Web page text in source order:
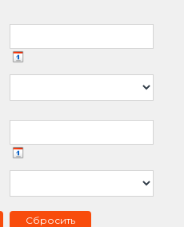
Сбросить